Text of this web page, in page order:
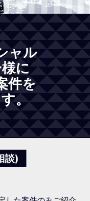
ャル
に
件を
。
談)